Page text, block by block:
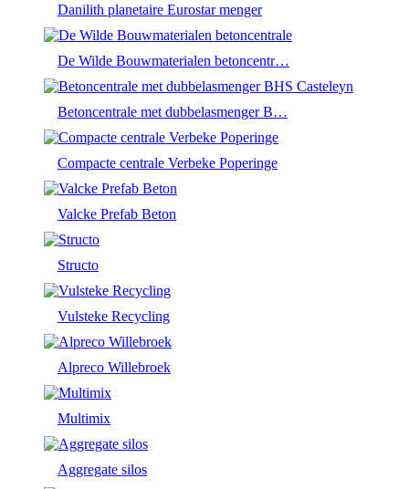
Danilith planetaire Eurostar menger
De Wilde Bouwmaterialen betoncentr…
Betoncentrale met dubbelasmenger B…
Compacte centrale Verbeke Poperinge
Valcke Prefab Beton
Structo
Vulsteke Recycling
Alpreco Willebroek
Multimix
Aggregate silos